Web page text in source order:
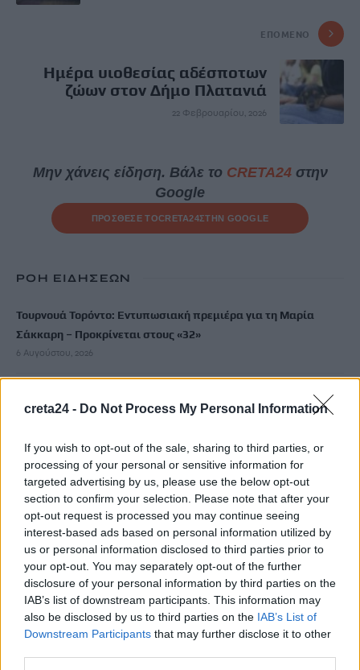
creta24 - Do Not Process My Personal Information
If you wish to opt-out of the sale, sharing to third parties, or
processing of your personal or sensitive information for
targeted advertising by us, please use the below opt-out
section to confirm your selection. Please note that after your
opt-out request is processed you may continue seeing
interest-based ads based on personal information utilized by
us or personal information disclosed to third parties prior to
your opt-out. You may separately opt-out of the further
disclosure of your personal information by third parties on the
IAB’s list of downstream participants. This information may
also be disclosed by us to third parties on the IAB’s List of
Downstream Participants that may further disclose it to other
ΕΠΌΜΕΝΟ
Ημέρα υιοθεσίας αδέσποτων
ζώων στον Δήμο Πλατανιά
22 Φεβρουαρίου, 2026
Μην χάνεις είδηση. Βάλε το CRETA24στην
Google
ΠΡΟΣΘΕΣΕ ΤΟCRETA24ΣΤΗΝ GOOGLE
ΡΟΗ ΕΙΔΗΣΕΩΝ
Τουρνουά Τορόντο: Εντυπωσιακή πρεμιέρα για τη Μαρία
Σάκκαρη – Προκρίνεται στους «32»
6 Αυγούστου, 2026
επικοινωνίας, είναι θέμα οργάνωσης
Συγκλονίζουν οι αποκαλύψεις για τη δολοφονία 4 παιδιών
στη Νέα Υόρκη: Το τελευταίο μήνυμα που έστειλε η μητέρα
στον πρώην σύζυγό της
6 Αυγούστου, 2026
Ηράκλειο: Απάτη με δήθεν επενδύσεις σε μετοχές – 55χρονος
έχασε 100.000 ευρώ
6 Αυγούστου, 2026